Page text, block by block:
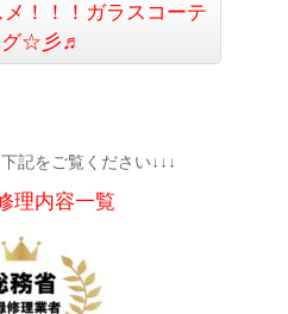
！！！ガラスコーテ
グ☆彡♬
記をご覧ください↓↓↓
理内容一覧